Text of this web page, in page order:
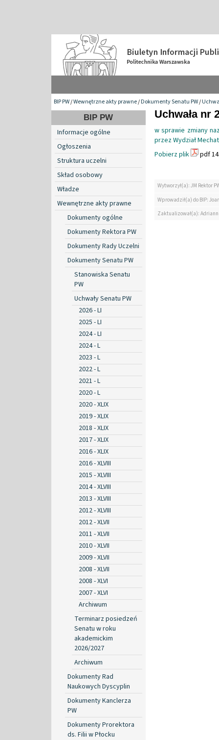
BIP PW/Wewnętrzne akty prawne/Dokumenty Senatu PW/
BIP PW
Informacje ogólne
Ogłoszenia
Struktura uczelni
Skład osobowy
Władze
Wewnętrzne akty prawne
Dokumenty ogólne
Dokumenty Rektora PW
Dokumenty Rady Uczelni
Dokumenty Senatu PW
Stanowiska Senatu
PW
Uchwały Senatu PW
2026 - LI
2025 - LI
2024 - LI
2024 - L
2023 - L
2022 - L
2021 - L
2020 - L
2020 - XLIX
2019 - XLIX
2018 - XLIX
2017 - XLIX
2016 - XLIX
2016 - XLVIII
2015 - XLVIII
2014 - XLVIII
2013 - XLVIII
2012 - XLVIII
2012 - XLVII
2011 - XLVII
2010 - XLVII
2009 - XLVII
2008 - XLVII
2008 - XLVI
2007 - XLVI
Archiwum
Terminarz posiedzeń
Senatu w roku
akademickim
2026/2027
Archiwum
Dokumenty Rad
Naukowych Dyscyplin
Dokumenty Kanclerza
PW
Dokumenty Prorektora
ds. Filii w Płocku
Uchwała nr
w sprawie zmiany
przez Wydział
Pobierz plik
pdf
Wytworzył(a): JM Rektor
Wprowadził(a) do BIP:
Zaktualizował(a):